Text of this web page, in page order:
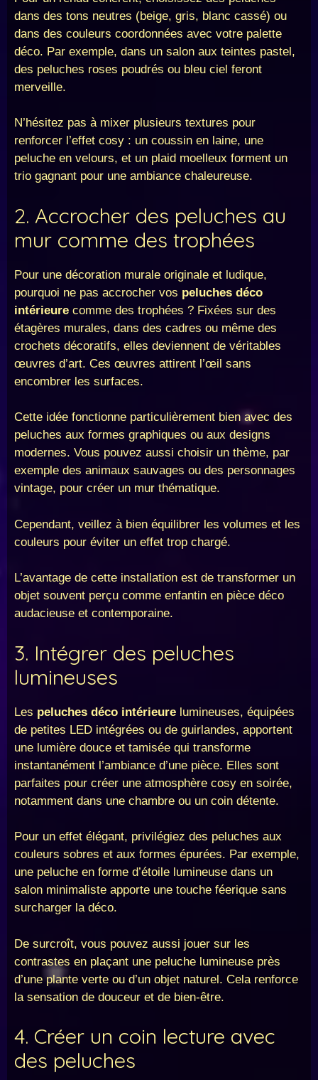
dans des tons neutres (beige, gris, blanc cassé) ou
dans des couleurs coordonnées avec votre palette
déco. Par exemple, dans un salon aux teintes pastel,
des peluches roses poudrés ou bleu ciel feront
merveille.
N’hésitez pas à mixer plusieurs textures pour
renforcer l’effet cosy : un coussin en laine, une
peluche en velours, et un plaid moelleux forment un
trio gagnant pour une ambiance chaleureuse.
2. Accrocher des peluches au
mur comme des trophées
Pour une décoration murale originale et ludique,
pourquoi ne pas accrocher vos peluches déco
intérieure comme des trophées ? Fixées sur des
étagères murales, dans des cadres ou même des
crochets décoratifs, elles deviennent de véritables
œuvres d’art. Ces œuvres attirent l’œil sans
encombrer les surfaces.
Cette idée fonctionne particulièrement bien avec des
peluches aux formes graphiques ou aux designs
modernes. Vous pouvez aussi choisir un thème, par
exemple des animaux sauvages ou des personnages
vintage, pour créer un mur thématique.
Cependant, veillez à bien équilibrer les volumes et les
couleurs pour éviter un effet trop chargé.
L’avantage de cette installation est de transformer un
objet souvent perçu comme enfantin en pièce déco
audacieuse et contemporaine.
3. Intégrer des peluches
lumineuses
Les peluches déco intérieure lumineuses, équipées
de petites LED intégrées ou de guirlandes, apportent
une lumière douce et tamisée qui transforme
instantanément l’ambiance d’une pièce. Elles sont
parfaites pour créer une atmosphère cosy en soirée,
notamment dans une chambre ou un coin détente.
Pour un effet élégant, privilégiez des peluches aux
couleurs sobres et aux formes épurées. Par exemple,
une peluche en forme d’étoile lumineuse dans un
salon minimaliste apporte une touche féerique sans
surcharger la déco.
De surcroît, vous pouvez aussi jouer sur les
contrastes en plaçant une peluche lumineuse près
d’une plante verte ou d’un objet naturel. Cela renforce
la sensation de douceur et de bien-être.
4. Créer un coin lecture avec
des peluches